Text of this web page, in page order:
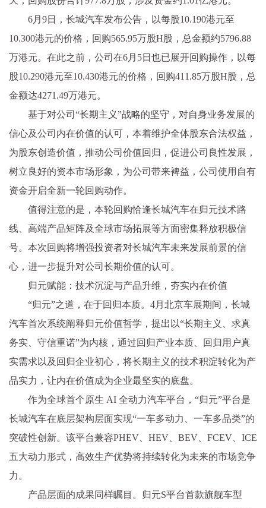
6月9日，长城汽车发布公告，以每股10.190港元至
10.300港元的价格，回购565.95万股H股， 总金额约5796.88
万港元。在此之前，公司在6月5日也已展开回购操作，以每
股10.290港元至10.430港元的价格，回购411.85万股H股， 总
金额达4271.49万港元。
基于对公司“长期主义”战略的坚守，对自身业务发展的
信心及公司内在价值的认可，本着维护全体股东合法权益，
为股东创造价值，推动公司价值回归，促进公司良性发展，
树立良好的资本市场形象，为公司带来裨益，公司使用自有
资金开启全新一轮回购动作。
值得注意的是，本轮回购恰逢长城汽车在归元技术路
线、高端产品矩阵及全球市场拓展等方面密集释放积极信
号。本次回购将增强投资者对长城汽车未来发展前景的信
心，进一步提升对公司长期价值的认可。
归元赋能：技术沉淀与产品升维，夯实内在价值
“归元”之道，在于回归本质。4月北京车展期间，长城
汽车首次系统阐释归元价值哲学， 提出以“长期主义、求真
务实、守信重诺”为内核，通过回归产业本质、回归用户真
实需求以及回归企业初心，将长期主义的技术积淀转化为产
品实力，让内在价值成为企业最坚实的底盘。
作为全球首个原生 AI 全动力汽车平台，“归元”平台是
长城汽车在底层架构层面实现“一车多动力、一车多品类”的
突破性创新。该平台兼容PHEV、HEV、BEV、FCEV、ICE
五大动力形式，高效生产优势将持续转化为未来的市场竞争
力。
产品层面的成果同样瞩目。归元S平台首款旗舰车型